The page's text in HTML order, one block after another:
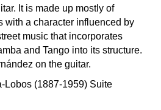
It is made up mostly of
with a character influenced by
music that incorporates
and Tango into its structure.
on the guitar.
Lobos (1887-1959) Suite